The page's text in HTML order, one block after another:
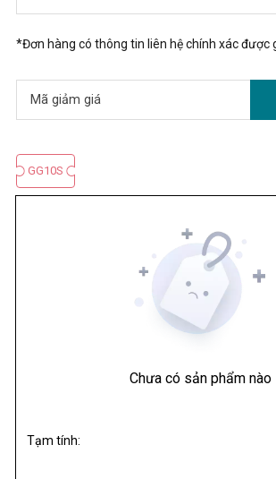
*Đơn hàng có thông tin liên hệ chính xác được
GG10S
GG10S
Chưa có sản phẩm nào
Tạm tính: